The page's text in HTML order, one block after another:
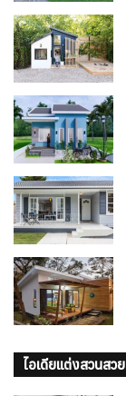
ไอเดียแต่งสวนสวย